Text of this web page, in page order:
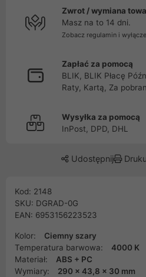
Zwrot / wymiana
Masz na to 14 dni.
Zobacz regulamin i
Zapłać za pomocą
BLIK, BLIK Płacę
Raty, Kartą, Za
Wysyłka za pomocą
InPost, DPD, DHL
Udostępnij
Kod: 2148
SKU: DGRAD-0G
EAN: 6953156223523
Kolor:
Ciemny szary
Temperatura barwowa:
4000 K
Materiał:
ABS + PC
Wymiary:
290 x 43,8 x 30 mm